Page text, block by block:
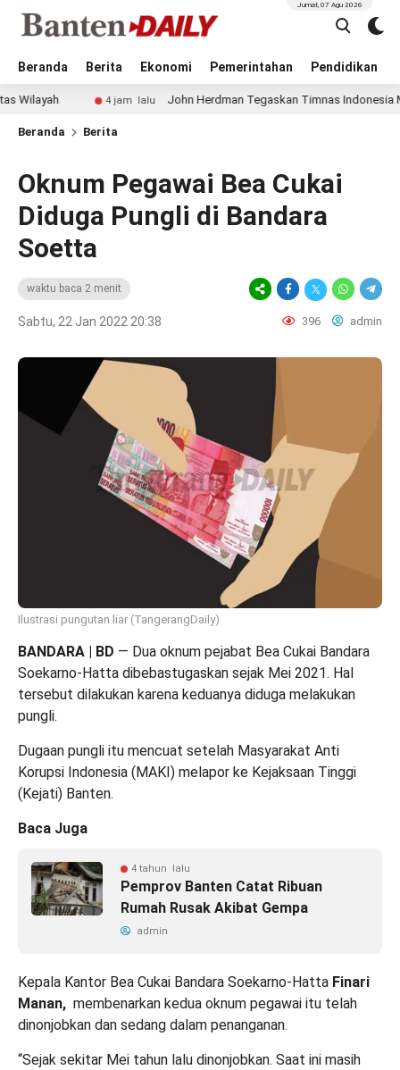
Beranda Berita Ekonomi Pemerintahan Pendidikan
Jumat, 07 Agu 2026
4 jam lalu John Herdman Tegaskan Timnas Indonesia Main
Beranda Berita
Oknum Pegawai Bea Cukai
Diduga Pungli di Bandara
Soetta
waktu baca 2 menit
Sabtu, 22 Jan 2022 20:38 396 admin
Ilustrasi pungutan liar (TangerangDaily)
BANDARA | BD — Dua oknum pejabat Bea Cukai Bandara
Soekarno-Hatta dibebastugaskan sejak Mei 2021. Hal
tersebut dilakukan karena keduanya diduga melakukan
pungli.
Dugaan pungli itu mencuat setelah Masyarakat Anti
Korupsi Indonesia (MAKI) melapor ke Kejaksaan Tinggi
(Kejati) Banten.
Baca Juga
4 tahun lalu
Pemprov Banten Catat Ribuan
Rumah Rusak Akibat Gempa
admin
Kepala Kantor Bea Cukai Bandara Soekarno-Hatta Finari
Manan, membenarkan kedua oknum pegawai itu telah
dinonjobkan dan sedang dalam penanganan.
“Sejak sekitar Mei tahun lalu dinonjobkan. Saat ini masih